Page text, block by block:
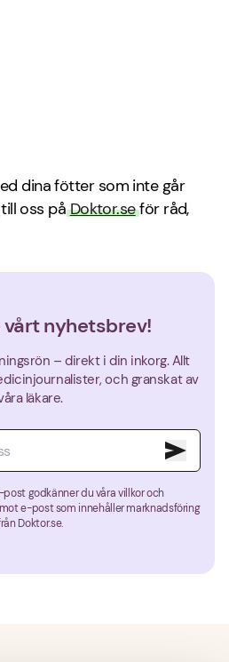
dina fötter som inte går
oss påDoktor.seför råd,
nyhetsbrev!
– direkt i din inkorg. Allt
och granskat av
läkare.
godkänner du våra villkor och
e-post som innehåller marknadsföring
Doktor.se.